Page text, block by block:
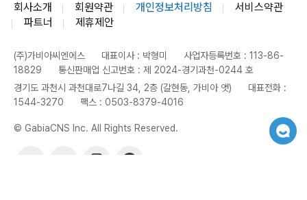
회사소개 회원약관 개인정보처리방침
서비스약관
파트너
제휴제안
(주)가비아씨엔에스 대표이사 : 박형미
사업자등록번호 : 113-86-
18829
통신판매업 신고번호 : 제 2024-경기과천-0244 호
경기도 과천시 과천대로7나길 34, 2층 (갈현동, 가비아 앳)
대표전화 :
1544-3270
팩스 : 0503-8379-4016
© GabiaCNS Inc. All Rights Reserved.